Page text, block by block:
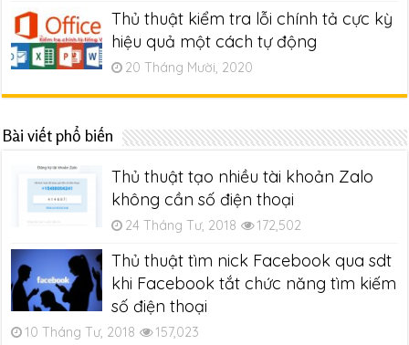
Thủ thuật kiểm tra lỗi chính tả cực kỳ
hiệu quả một cách tự động
20 Tháng Mười, 2020
Bài viết phổ biến
Thủ thuật tạo nhiều tài khoản Zalo
không cần số điện thoại
24 Tháng Tư, 2018 172,502
Thủ thuật tìm nick Facebook qua sdt
khi Facebook tắt chức năng tìm kiếm
số điện thoại
10 Tháng Tư, 2018 157,023